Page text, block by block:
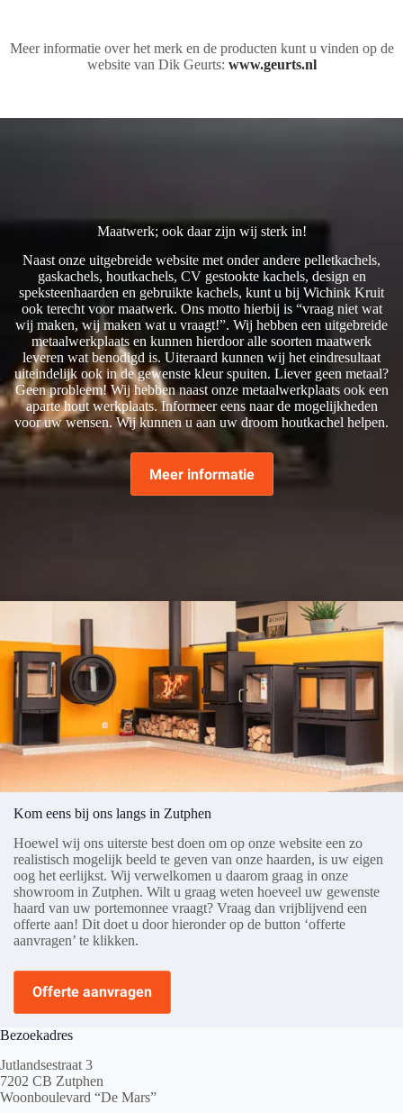
Meer informatie over het merk en de producten kunt u vinden op de
website van Dik Geurts: www.geurts.nl
Maatwerk; ook daar zijn wij sterk in!
Naast onze uitgebreide website met onder andere pelletkachels,
gaskachels, houtkachels, CV gestookte kachels, design en
speksteenhaarden en gebruikte kachels, kunt u bij Wichink Kruit
ook terecht voor maatwerk. Ons motto hierbij is “vraag niet wat
wij maken, wij maken wat u vraagt!”. Wij hebben een uitgebreide
metaalwerkplaats en kunnen hierdoor alle soorten maatwerk
leveren wat benodigd is. Uiteraard kunnen wij het eindresultaat
uiteindelijk ook in de gewenste kleur spuiten. Liever geen metaal?
Geen probleem! Wij hebben naast onze metaalwerkplaats ook een
aparte hout werkplaats. Informeer eens naar de mogelijkheden
voor uw wensen. Wij kunnen u aan uw droom houtkachel helpen.
Meer informatie
Kom eens bij ons langs in Zutphen
Hoewel wij ons uiterste best doen om op onze website een zo
realistisch mogelijk beeld te geven van onze haarden, is uw eigen
oog het eerlijkst. Wij verwelkomen u daarom graag in onze
showroom in Zutphen. Wilt u graag weten hoeveel uw gewenste
haard van uw portemonnee vraagt? Vraag dan vrijblijvend een
offerte aan! Dit doet u door hieronder op de button ‘offerte
aanvragen’ te klikken.
Offerte aanvragen
Bezoekadres
Jutlandsestraat 3
7202 CB Zutphen
Woonboulevard “De Mars”